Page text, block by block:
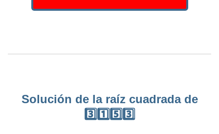
Solución de la raíz cuadrada de
3️⃣1️⃣5️⃣3️⃣